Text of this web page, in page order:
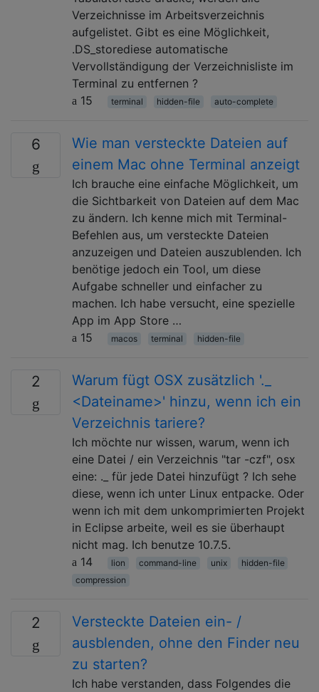
Verzeichnisse im Arbeitsverzeichnis
aufgelistet. Gibt es eine Möglichkeit,
.DS_storediese automatische
Vervollständigung der Verzeichnisliste im
Terminal zu entfernen ?
15
terminal hidden-file auto-complete
6
Wie man versteckte Dateien auf
einem Mac ohne Terminal anzeigt
Ich brauche eine einfache Möglichkeit, um
die Sichtbarkeit von Dateien auf dem Mac
zu ändern. Ich kenne mich mit Terminal-
Befehlen aus, um versteckte Dateien
anzuzeigen und Dateien auszublenden. Ich
benötige jedoch ein Tool, um diese
Aufgabe schneller und einfacher zu
machen. Ich habe versucht, eine spezielle
App im App Store …
15
macos terminal hidden-file
2
Warum fügt OSX zusätzlich '._
<Dateiname>' hinzu, wenn ich ein
Verzeichnis tariere?
Ich möchte nur wissen, warum, wenn ich
eine Datei / ein Verzeichnis "tar -czf", osx
eine: ._ für jede Datei hinzufügt ? Ich sehe
diese, wenn ich unter Linux entpacke. Oder
wenn ich mit dem unkomprimierten Projekt
in Eclipse arbeite, weil es sie überhaupt
nicht mag. Ich benutze 10.7.5.
14
lion command-line unix
hidden-file
compression
2
Versteckte Dateien ein- /
ausblenden, ohne den Finder neu
zu starten?
Ich habe verstanden, dass Folgendes die